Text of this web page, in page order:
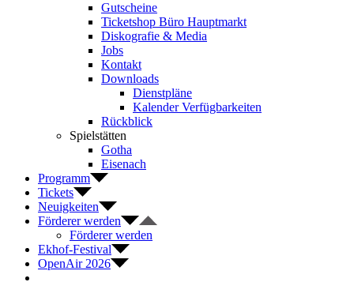
Gutscheine
Ticketshop Büro Hauptmarkt
Diskografie & Media
Jobs
Kontakt
Downloads
Dienstpläne
Kalender Verfügbarkeiten
Rückblick
Spielstätten
Gotha
Eisenach
Programm
Tickets
Neuigkeiten
Förderer werden
Förderer werden
Ekhof-Festival
OpenAir 2026